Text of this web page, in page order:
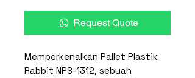
Request Quote
Memperkenalkan Pallet Plastik
Rabbit NPS-1312, sebuah